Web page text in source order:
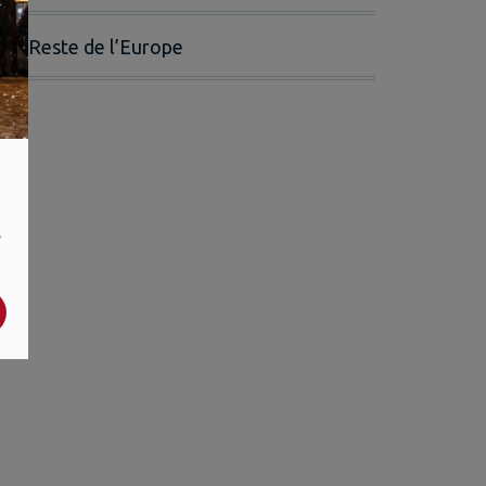
Reste de l’Europe